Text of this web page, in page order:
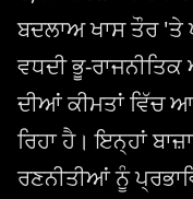
ਬਦਲਾਅ ਖਾਸ ਤੌਰ 'ਤੇ
ਵਧਦੀ ਭੂ-
ਦੀਆਂ ਕੀਮਤਾਂ ਵਿੱਚ
ਰਿਹਾ ਹੈ। ਇਨ੍ਹਾਂ
ਰਣਨੀਤੀਆਂ ਨੂੰ